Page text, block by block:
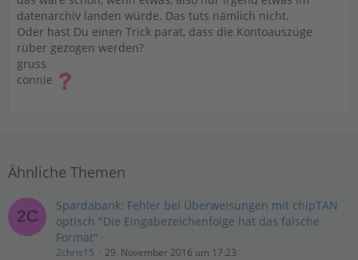
datenarchiv landen würde. Das tuts nämlich nicht.
Oder hast Du einen Trick parat, dass die Kontoauszüge
rüber gezogen werden?
gruss
connie
Ähnliche Themen
Spardabank: Fehler bei Überweisungen mit chipTAN
optisch "Die Eingabezeichenfolge hat das falsche
Format"
2chris15
29. November 2016 um 17:23